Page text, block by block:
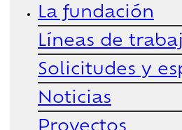
La fundación
Líneas de
Solicitudes y
Noticias